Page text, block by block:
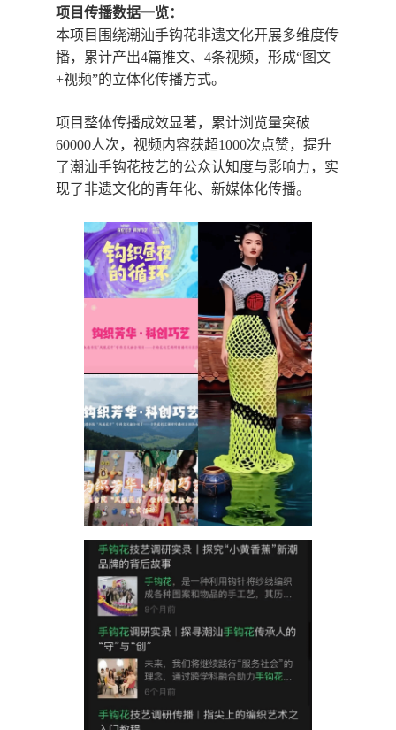
项目传播数据一览：
本项目围绕潮汕手钩花非遗文化开展多维度传
播，累计产出4篇推文、4条视频，形成“图文
+视频”的立体化传播方式。
项目整体传播成效显著，累计浏览量突破
60000人次，视频内容获超1000次点赞，提升
了潮汕手钩花技艺的公众认知度与影响力，实
现了非遗文化的青年化、新媒体化传播。